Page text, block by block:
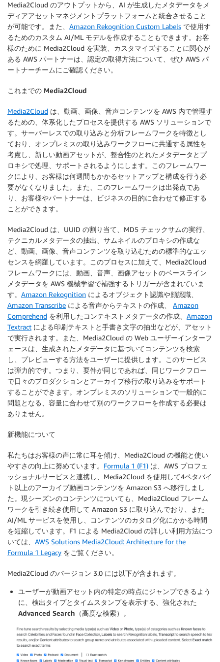
Media2Cloud のアウトプットから、AI が生成したメタデータをメ
ディアアセットマネジメントプラットフォームと統合させること
が可能です。また、 Amazon Rekognition Custom Labels で使用す
るためのカスタム AI/ML モデルを作成することもできます。お客
様のために Media2Cloud を実装、カスタマイズすることに関心が
ある AWS パートナーは、認定の取得方法について、ぜひ AWS パ
ートナーチームにご確認ください。
これまでの Media2Cloud
Media2Cloud は、動画、画像、音声コンテンツを AWS 内で管理す
るための、体系化したプロセスを提供する AWS ソリューションで
す。サーバーレスでの取り込みと分析フレームワークを特徴とし
ており、オンプレミスの取り込みワークフローに共通する属性を
考慮し、新しい動画アセットが、整合性のとれたメタデータとプ
ロキシで処理、サポートされるようにします。このフレームワー
クにより、お客様は何週間もかかるセットアップと構成を行う必
要がなくなりました。また、このフレームワークは出発点であ
り、お客様やパートナーは、ビジネスの目的に合わせて修正する
ことができます。
Media2Cloud は、UUID の割り当て、MD5 チェックサムの実行、
テクニカルメタデータの抽出、サムネイルのプロキシの作成な
ど、動画、画像、音声コンテンツを取り込むための標準的なエッ
センスを網羅しています。このプロセスに加えて、Media2Cloud
フレームワークには、動画、音声、画像アセットのベースライン
メタデータを AWS 機械学習で補強するトリガーが含まれていま
す。 Amazon Rekognition によるオブジェクト認識や顔認識、
Amazon Transcribe による音声からテキストの作成、 Amazon
Comprehend を利用したコンテキストメタデータの作成、 Amazon
Textract による印刷テキストと手書き文字の抽出などが、アセット
で実行されます。また、Media2Cloud の Web ユーザーインターフ
ェースは、生成されたメタデータに基づいてコンテンツを検索
し、プレビューする方法をユーザーに提供します。このサービス
は弾力的です。つまり、要件が同じであれば、同じワークフロー
で日々のプロダクションとアーカイブ移行の取り込みをサポート
することができます。オンプレミスのソリューションで一般的に
問題となる、容量に合わせて別のワークフローを作成する必要は
ありません。
新機能について
私たちはお客様の声に常に耳を傾け、Media2Cloud の機能と使い
やすさの向上に努めています。 Formula 1 (F1) は、AWS プロフェ
ッショナルサービスと連携し、Media2Cloud を使用して4ペタバイ
ト以上のアーカイブ動画コンテンツを Amazon S3 へ移行しまし
た。現シーズンのコンテンツについても、Media2Cloud フレーム
ワークを引き続き使用して Amazon S3 に取り込んでおり、また
AI/ML サービスを使用し、コンテンツのカタログ化にかかる時間
を短縮しています。F1 による Media2Cloud の詳しい利用方法につ
いては、 AWS Solutions Media2Cloud: Architecture for the
Formula 1 Legacy をご覧ください。
Media2Cloud のバージョン 3.0 には以下が含まれます。
ユーザーが動画アセット内の特定の時点にジャンプできるよう
に、検出タイプとタイムスタンプを表示する、強化された
Advanced Search（高度な検索）
。